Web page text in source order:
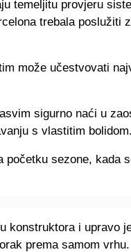
temeljitu provjeru
trebala poslužiti
može učestvovati
sigurno naći u
s vlastitim bolidom.
početku sezone, kada
konstruktora i upravo
prema samom vrhu.